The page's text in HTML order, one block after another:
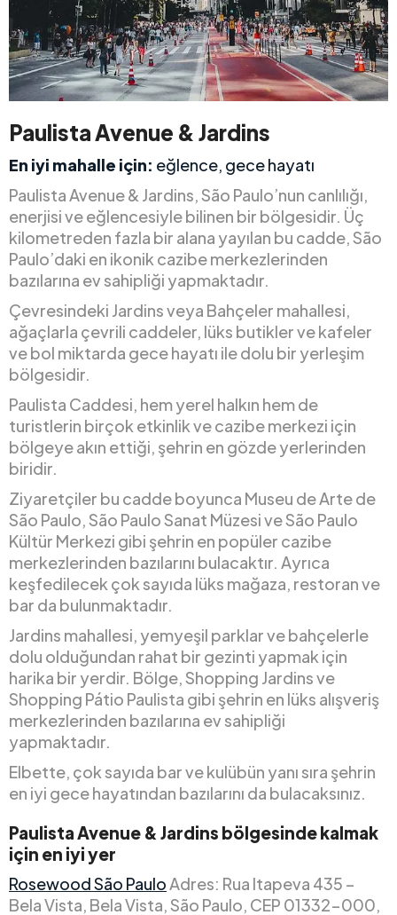
Paulista Avenue & Jardins
En iyi mahalle için: eğlence, gece hayatı
Paulista Avenue & Jardins, São Paulo’nun canlılığı,
enerjisi ve eğlencesiyle bilinen bir bölgesidir. Üç
kilometreden fazla bir alana yayılan bu cadde, São
Paulo’daki en ikonik cazibe merkezlerinden
bazılarına ev sahipliği yapmaktadır.
Çevresindeki Jardins veya Bahçeler mahallesi,
ağaçlarla çevrili caddeler, lüks butikler ve kafeler
ve bol miktarda gece hayatı ile dolu bir yerleşim
bölgesidir.
Paulista Caddesi, hem yerel halkın hem de
turistlerin birçok etkinlik ve cazibe merkezi için
bölgeye akın ettiği, şehrin en gözde yerlerinden
biridir.
Ziyaretçiler bu cadde boyunca Museu de Arte de
São Paulo, São Paulo Sanat Müzesi ve São Paulo
Kültür Merkezi gibi şehrin en popüler cazibe
merkezlerinden bazılarını bulacaktır. Ayrıca
keşfedilecek çok sayıda lüks mağaza, restoran ve
bar da bulunmaktadır.
Jardins mahallesi, yemyeşil parklar ve bahçelerle
dolu olduğundan rahat bir gezinti yapmak için
harika bir yerdir. Bölge, Shopping Jardins ve
Shopping Pátio Paulista gibi şehrin en lüks alışveriş
merkezlerinden bazılarına ev sahipliği
yapmaktadır.
Elbette, çok sayıda bar ve kulübün yanı sıra şehrin
en iyi gece hayatından bazılarını da bulacaksınız.
Paulista Avenue & Jardins bölgesinde kalmak
için en iyi yer
Rosewood São PauloAdres: Rua Itapeva 435 –
Bela Vista, Bela Vista, São Paulo, CEP 01332-000,